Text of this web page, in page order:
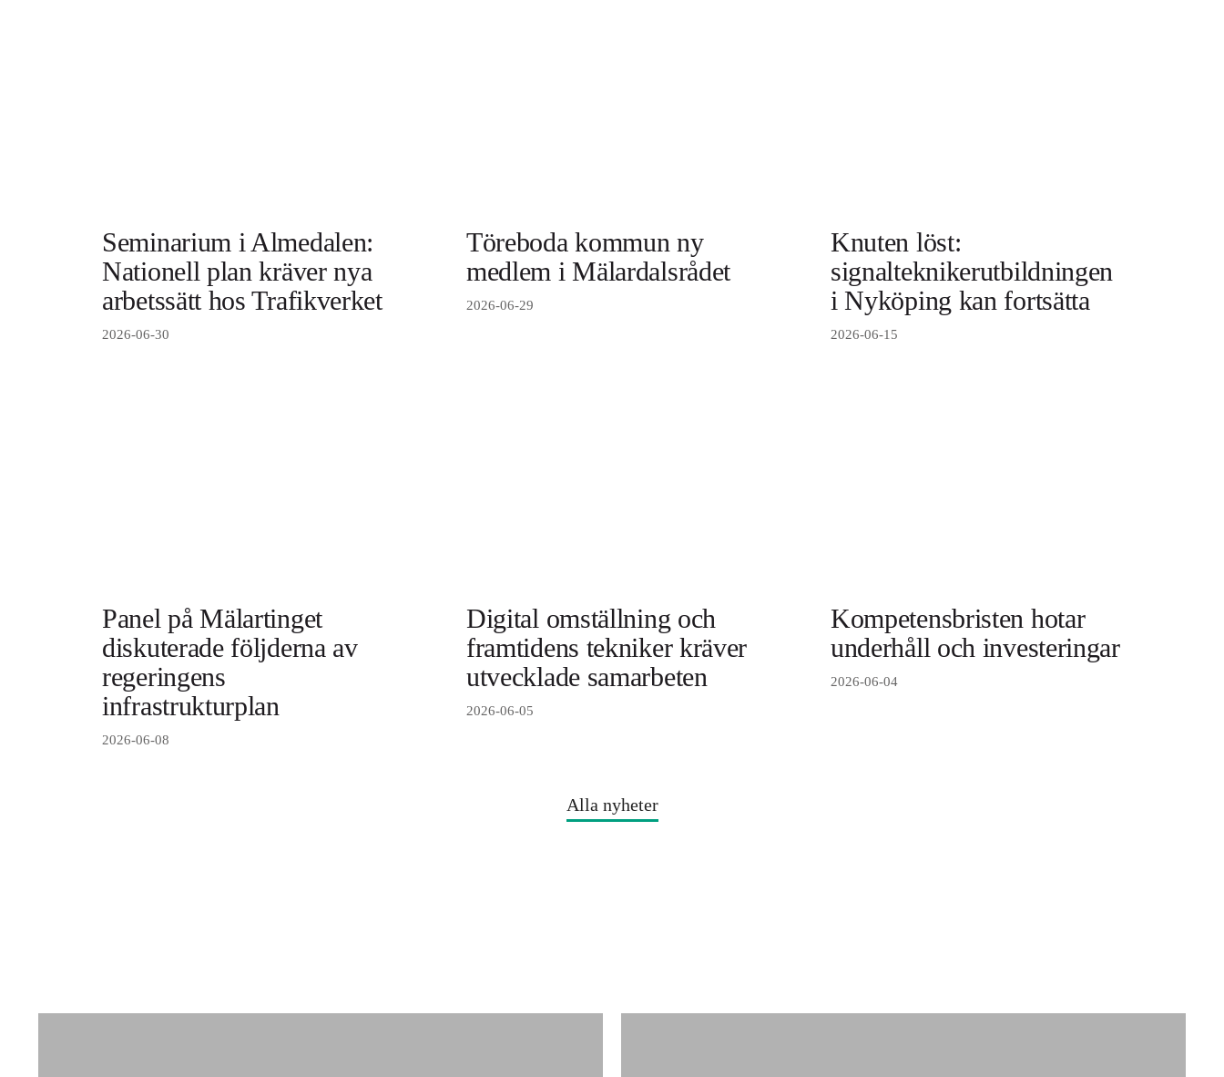
Seminarium i Almedalen:
Nationell plan kräver nya
arbetssätt hos Trafikverket
2026-06-30
Töreboda kommun ny
medlem i Mälardalsrådet
2026-06-29
Knuten löst:
signalteknikerutbildningen
i Nyköping kan fortsätta
2026-06-15
Panel på Mälartinget
diskuterade följderna av
regeringens
infrastrukturplan
2026-06-08
Digital omställning och
framtidens tekniker kräver
utvecklade samarbeten
2026-06-05
Kompetensbristen hotar
underhåll och investeringar
2026-06-04
Alla nyheter